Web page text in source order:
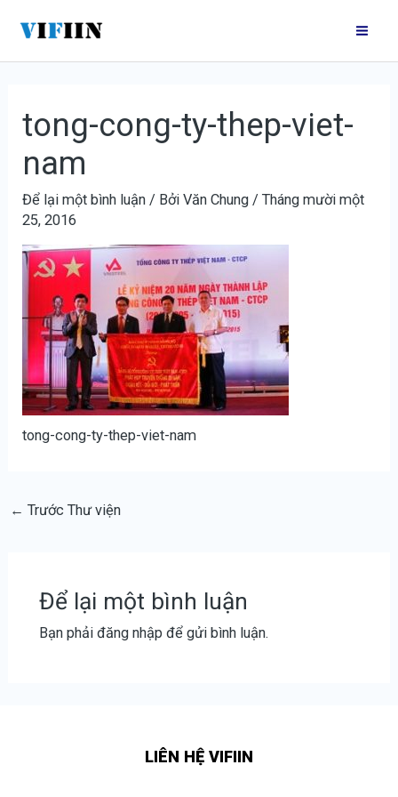
nội
tong-cong-ty-thep-viet-
nam
Để lại một bình luận / BởiVăn Chung /Tháng mười một
25, 2016
tong-cong-ty-thep-viet-nam
hướng
bài
← Trước Thư viện
Để lại một bình luận
Bạn phải đăng nhậpđể gửi bình luận.
LIÊN HỆ VIFIIN